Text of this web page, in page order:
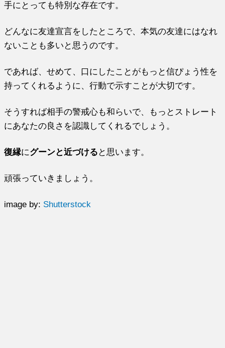
手にとっても特別な存在です。
どんなに友達宣言をしたところで、本気の友達にはなれ
ないことも多いと思うのです。
であれば、せめて、口にしたことがもっと信ぴょう性を
持ってくれるように、行動で示すことが大切です。
そうすれば相手の警戒心も和らいで、もっとストレート
にあなたの良さを認識してくれるでしょう。
復縁にグーンと近づける と思います。
頑張っていきましょう。
image by: Shutterstock